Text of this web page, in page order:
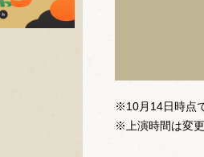
※10月14日時点
※上演時間は変